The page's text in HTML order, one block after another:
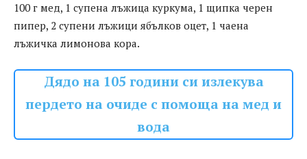
100 г мед, 1 супена лъжица куркума, 1 щипка черен
пипер, 2 супени лъжици ябълков оцет, 1 чаена
лъжичка лимонова кора.
Дядо на 105 години си излекува
пердето на очиде с помоща на мед и
вода